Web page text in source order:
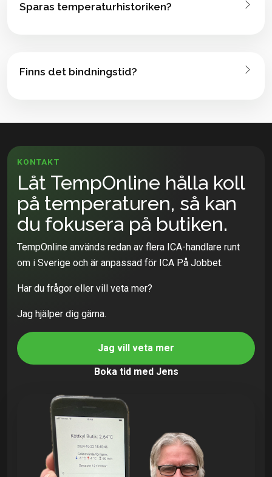
Sparas temperaturhistoriken?
Finns det bindningstid?
KONTAKT
Låt TempOnline hålla koll
på temperaturen, så kan
du fokusera på butiken.
TempOnline används redan av flera ICA-handlare runt
om i Sverige och är anpassad för ICA På Jobbet.
Har du frågor eller vill veta mer?
Jag hjälper dig gärna.
Jag vill veta mer
Boka tid med Jens